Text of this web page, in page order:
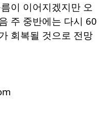
이 이어지겠지만 오
주 중반에는 다시 60
회복될 것으로 전망